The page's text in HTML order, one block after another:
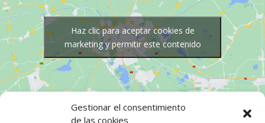
Gestionar el consentimiento
de las cookies
Haz clic para aceptar cookies de
marketing y permitir este contenido